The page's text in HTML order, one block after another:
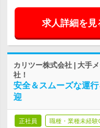
求人詳細を見
カリツー株式会社 | 大手
社！
安全＆スムーズな運
迎
正社員 職種・業種未経験